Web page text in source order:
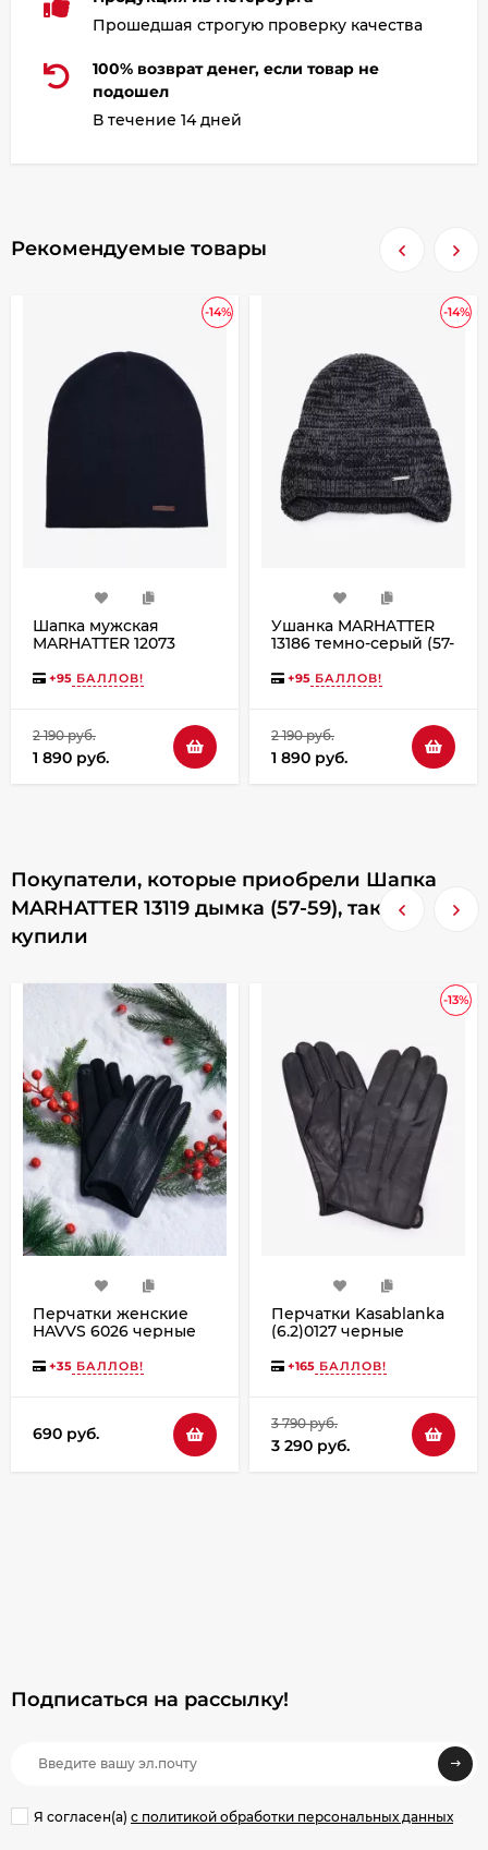
Прошедшая строгую проверку качества
100% возврат денег, если товар не
подошел
В течение 14 дней
Рекомендуемые товары
-14%
Шапка мужская
MARHATTER 12073
+95 БАЛЛОВ!
2 190 руб.
1 890 руб.
-14%
Ушанка MARHATTER
13186 темно-серый (57-
+95 БАЛЛОВ!
2 190 руб.
1 890 руб.
Покупатели, которые приобрели Шапка
MARHATTER 13119 дымка (57-59), также
купили
Перчатки женские
HAVVS 6026 черные
+35 БАЛЛОВ!
690 руб.
-13%
Перчатки Kasablanka
(6.2)0127 черные
+165 БАЛЛОВ!
3 790 руб.
3 290 руб.
Подписаться на рассылкy!
Я согласен(a) с политикой обработки персональных данных